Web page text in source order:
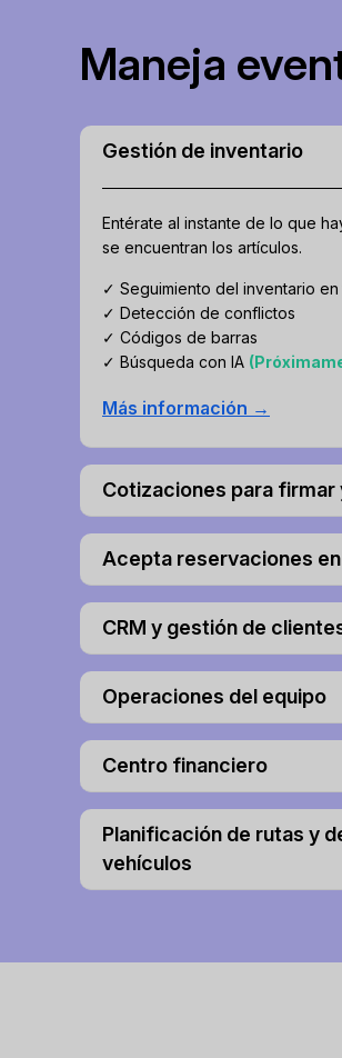
Maneja
Gestión de inventario
Entérate al instante de lo que
se encuentran los artículos.
✓ Seguimiento del inventario
✓ Detección de conflictos
✓ Códigos de barras
✓ Búsqueda con IA
Más información →
Cotizaciones para firmar
Acepta reservaciones
CRM y gestión de
Operaciones del equipo
Centro financiero
Planificación de rutas y
vehículos